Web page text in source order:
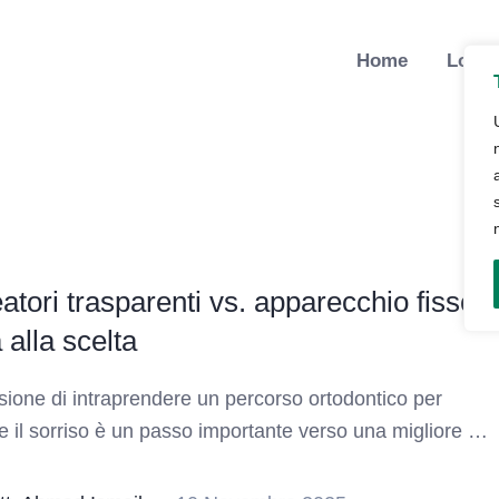
Home Lo
trasparenti vs. apparecchio fisso:
alla scelta
di intraprendere un percorso ortodontico per
il sorriso è un passo importante verso una migliore …